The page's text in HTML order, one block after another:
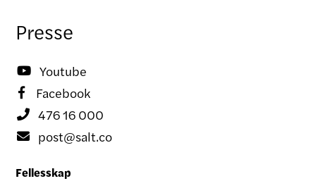
Presse
 Youtube
 Facebook
 476 16 000
 post@salt.co
Fellesskap